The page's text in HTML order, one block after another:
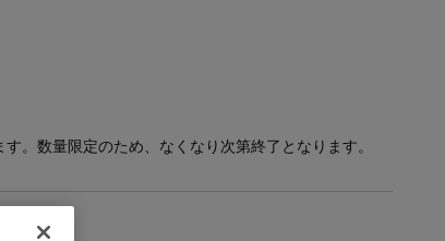
。数量限定のため、なくなり次第終了となります。